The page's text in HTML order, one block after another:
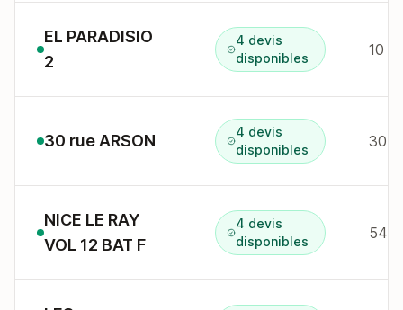
EL PARADISIO
2
4 devis
disponibles
10
30 rue ARSON
4 devis
disponibles
30 r
NICE LE RAY
VOL 12 BAT F
4 devis
disponibles
54